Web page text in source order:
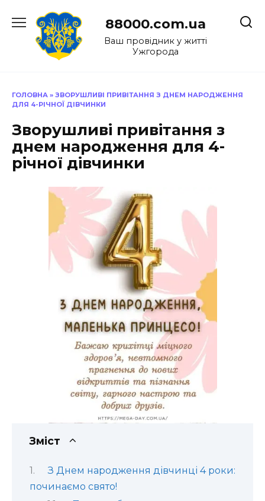
до
88000.com.ua
Ваш провідник у житті
Ужгорода
ГОЛОВНА » ЗВОРУШЛИВІ ПРИВІТАННЯ З ДНЕМ НАРОДЖЕННЯ
ДЛЯ 4-РІЧНОЇ ДІВЧИНКИ
Зворушливі привітання з
днем народження для 4-
річної дівчинки
Зміст
З Днем народження дівчинці 4 роки:
починаємо свято!